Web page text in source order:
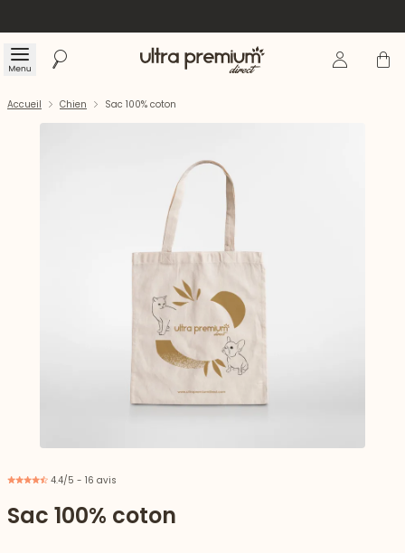
Menu Rechercher Accueil Se Panier
Accueil Chien Sac 100% coton
4.4/5 - 16 avis
Sac 100% coton